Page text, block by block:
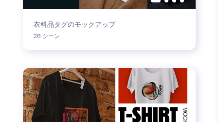
衣料品タグのモックアップ
28 シーン